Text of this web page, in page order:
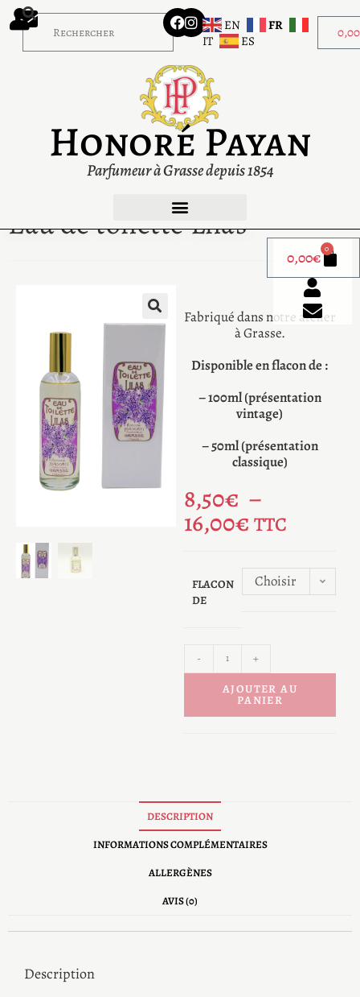
0,00
EN
FR
IT
ES
Honoré Payan
Parfumeur à Grasse depuis 1854
0,00€ 0
Eau de toilette Lilas
Fabriqué dans notre atelier
à Grasse.
Disponible en flacon de :
– 100ml (présentation
vintage)
– 50ml (présentation
classique)
8,50€ –
16,00€ TTC
FLACON
DE
Choisir
- +
AJOUTER AU
PANIER
DESCRIPTION
INFORMATIONS COMPLÉMENTAIRES
ALLERGÈNES
AVIS (0)
Description